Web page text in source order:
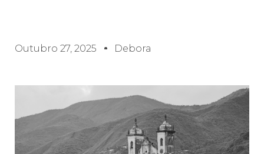
Outubro 27, 2025 Debora